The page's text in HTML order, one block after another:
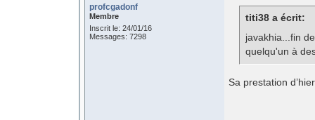
profcgadonf
Membre
Inscrit le: 24/01/16
Messages: 7298
titi38 a écrit:
javakhia...fin
quelqu'un à
Sa prestation